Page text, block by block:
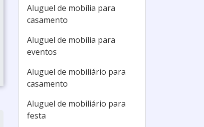
Aluguel de mobília para
casamento
Aluguel de mobília para
eventos
Aluguel de mobiliário para
casamento
Aluguel de mobiliário para
festa